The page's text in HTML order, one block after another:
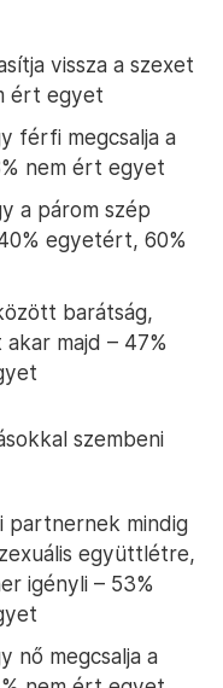
vissza a szexet
ért egyet
férfi megcsalja a
nem ért egyet
a párom szép
egyetért, 60%
barátság,
majd – 47%
szembeni
partnernek mindig
együttlétre,
igényli – 53%
nő megcsalja a